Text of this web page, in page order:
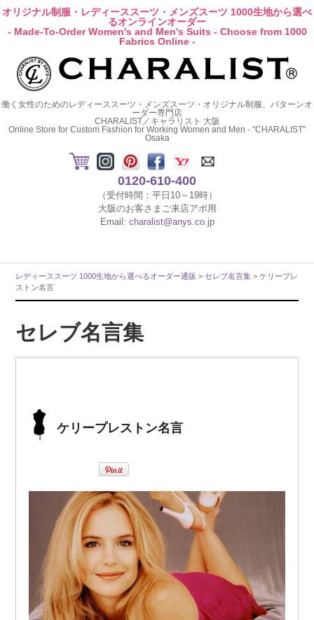
オリジナル制服・レディーススーツ・メンズスーツ 1000生地から選べ
るオンラインオーダー
- Made-To-Order Women's and Men's Suits - Choose from 1000
Fabrics Online -
働く女性のためのレディーススーツ・メンズスーツ・オリジナル制服、パターンオ
ーダー専門店
CHARALIST／キャラリスト 大阪
Online Store for Custom Fashion for Working Women and Men - "CHARALIST"
Osaka
0120-610-400
（受付時間：平日10～19時）
大阪のお客さまご来店アポ用
Email: charalist@anys.co.jp
レディーススーツ 1000生地から選べるオーダー通販 > セレブ名言集 > ケリープレ
ストン名言
セレブ名言集
ケリープレストン名言